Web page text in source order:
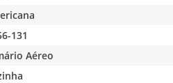
131
Aéreo